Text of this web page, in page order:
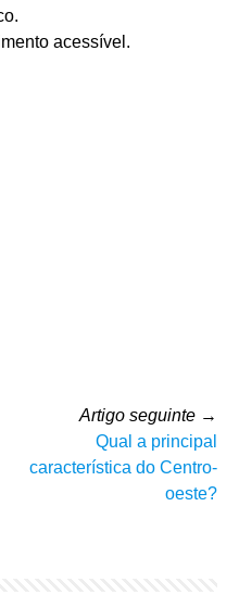
acessível.
Artigo seguinte →
Qual a principal
característica do Centro-
oeste?